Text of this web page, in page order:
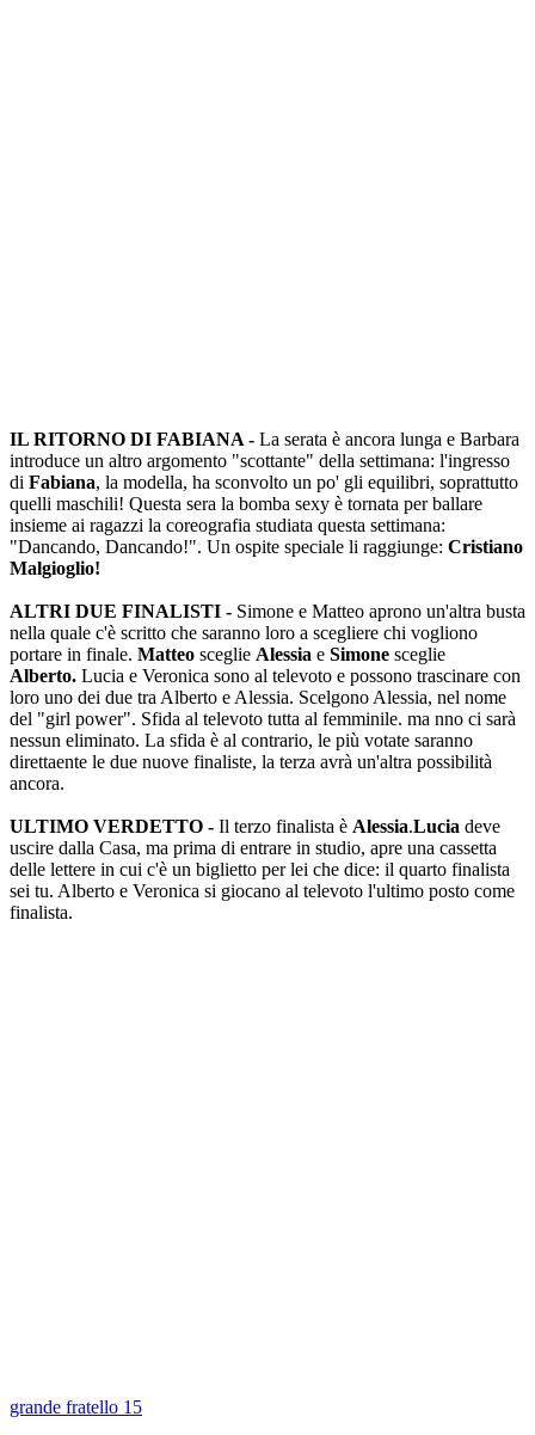
IL RITORNO DI FABIANA - La serata è ancora lunga e Barbara
introduce un altro argomento "scottante" della settimana: l'ingresso
di Fabiana, la modella, ha sconvolto un po' gli equilibri, soprattutto
quelli maschili! Questa sera la bomba sexy è tornata per ballare
insieme ai ragazzi la coreografia studiata questa settimana:
"Dancando, Dancando!". Un ospite speciale li raggiunge: Cristiano
Malgioglio!
ALTRI DUE FINALISTI - Simone e Matteo aprono un'altra busta
nella quale c'è scritto che saranno loro a scegliere chi vogliono
portare in finale. Matteo sceglie Alessia e Simone sceglie
Alberto. Lucia e Veronica sono al televoto e possono trascinare con
loro uno dei due tra Alberto e Alessia. Scelgono Alessia, nel nome
del "girl power". Sfida al televoto tutta al femminile. ma nno ci sarà
nessun eliminato. La sfida è al contrario, le più votate saranno
direttaente le due nuove finaliste, la terza avrà un'altra possibilità
ancora.
ULTIMO VERDETTO - Il terzo finalista è Alessia.Lucia deve
uscire dalla Casa, ma prima di entrare in studio, apre una cassetta
delle lettere in cui c'è un biglietto per lei che dice: il quarto finalista
sei tu. Alberto e Veronica si giocano al televoto l'ultimo posto come
finalista.
grande fratello 15